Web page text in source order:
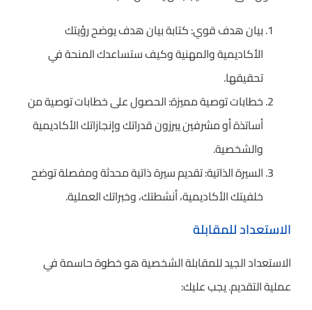
بيان هدف قوي: كتابة بيان هدف يوضح رؤيتك
الأكاديمية والمهنية وكيف ستساعدك المنحة في
تحقيقها.
خطابات توصية مميزة: الحصول على خطابات توصية من
أساتذة أو مشرفين يبرزون قدراتك وإنجازاتك الأكاديمية
والشخصية.
السيرة الذاتية: تقديم سيرة ذاتية محدثة ومفصلة توضح
خلفيتك الأكاديمية، أنشطتك، وخبراتك العملية.
الاستعداد للمقابلة
الاستعداد الجيد للمقابلة الشخصية هو خطوة حاسمة في
عملية التقديم. يجب عليك: